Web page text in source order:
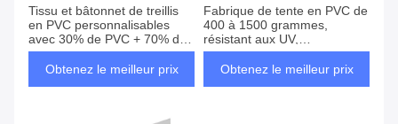
Tissu et bâtonnet de treillis
en PVC personnalisables
avec 30% de PVC + 70% de
matériau en polyester,
épaisseur légère de 0,3-0,5
Obtenez le meilleur prix
Fabrique de tente en PVC de
400 à 1500 grammes,
résistant aux UV,
imperméable à l'eau, en
PVC, en tapis de vinyle
Obtenez le meilleur prix